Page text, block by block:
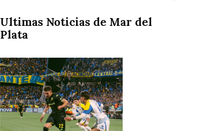
Ultimas Noticias de Mar del
Plata